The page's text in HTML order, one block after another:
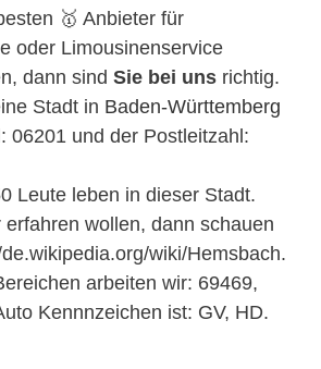
🥇 Anbieter für
oder Limousinenservice
dann sind Sie bei uns richtig.
Stadt in Baden-Württemberg
06201 und der Postleitzahl:
Leute leben in dieser Stadt.
wollen, dann schauen
wiki/Hemsbach.
arbeiten wir: 69469,
Kennnzeichen ist: GV, HD.